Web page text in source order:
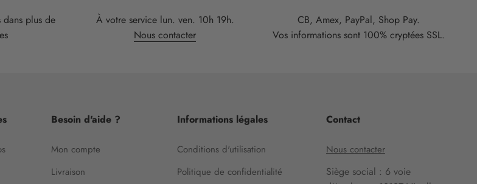
plus de
À votre service lun. ven. 10h 19h.
Nous contacter
CB, Amex, PayPal, Shop Pay.
Vos informations sont 100% cryptées SSL.
Besoin d'aide ?
Mon compte
Livraison
Informations légales
Conditions d'utilisation
Politique de confidentialité
Contact
Nous contacter
Siège social : 6 voie